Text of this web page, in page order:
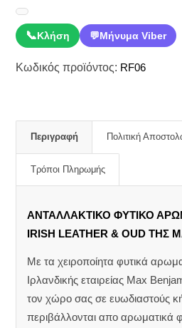
📞Κλήση 💬Μήνυμα Viber
Κωδικός προϊόντος: RF06
Περιγραφή Πολιτική
Τρόποι Πληρωμής
ΑΝΤΑΛΛΑΚΤΙΚΟ ΦΥΤΙΚΟ
IRISH LEATHER & OUD ΤΗΣ
Με τα χειροποίητα φυτικά
Ιρλανδικής εταιρείας Max
τον χώρο σας σε ευωδιαστούς
περιβάλλονται απο αρωματικά